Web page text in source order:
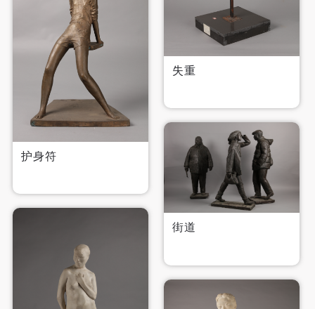
失重
护身符
街道
帐号密码登录
发送验证码
手机号码将作为您的登录账号
验证码